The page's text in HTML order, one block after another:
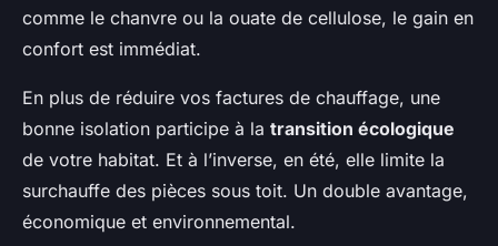
comme le chanvre ou la ouate de cellulose, le gain en
confort est immédiat.
En plus de réduire vos factures de chauffage, une
bonne isolation participe à la transition écologique
de votre habitat. Et à l’inverse, en été, elle limite la
surchauffe des pièces sous toit. Un double avantage,
économique et environnemental.